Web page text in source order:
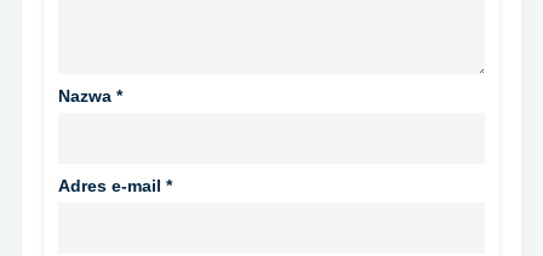
Nazwa *
Adres e-mail *